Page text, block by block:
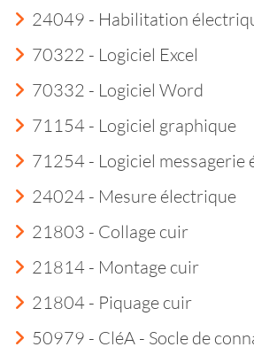
24049 - Habilitation
70322 - Logiciel Excel
70332 - Logiciel Word
71154 - Logiciel graphique
71254 - Logiciel messagerie
24024 - Mesure électrique
21803 - Collage cuir
21814 - Montage cuir
21804 - Piquage cuir
50979 - CléA - Socle de